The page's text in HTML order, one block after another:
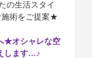
の生活スタイ
施術をご提案★
★オシャレな空
します…♪